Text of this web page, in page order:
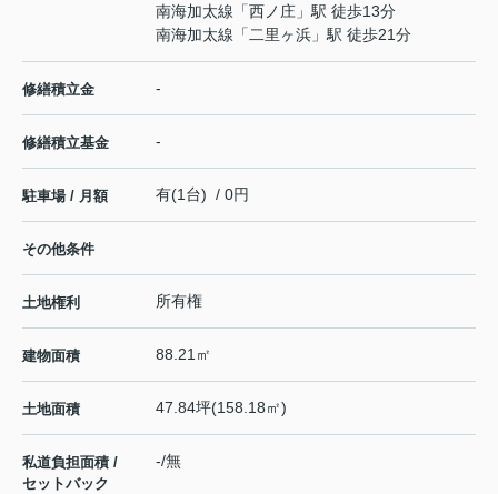
南海加太線 「西ノ庄 」駅 徒歩13分
南海加太線 「 二里ヶ浜 」駅 徒歩21分
修繕積立金 -
修繕積立基金 -
駐車場 / 月額 有(1台) / 0円
その他条件
土地権利 所有権
建物面積 88.21㎡
土地面積 47.84坪(158.18㎡)
私道負担面積 /
セットバック
-/無